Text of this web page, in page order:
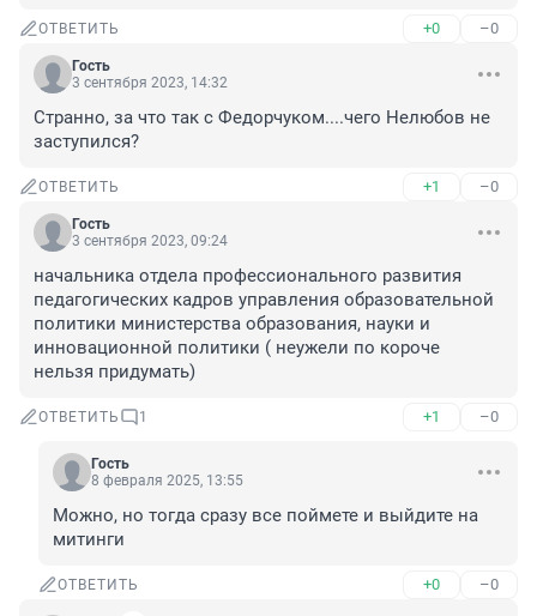
ОТВЕТИТЬ +0 –0
Гость
3 сентября 2023, 14:32
Странно, за что так с Федорчуком....чего Нелюбов не
заступился?
ОТВЕТИТЬ +1 –0
Гость
3 сентября 2023, 09:24
начальника отдела профессионального развития
педагогических кадров управления образовательной
политики министерства образования, науки и
инновационной политики ( неужели по короче
нельзя придумать)
ОТВЕТИТЬ 1 +1 –0
Гость
8 февраля 2025, 13:55
Можно, но тогда сразу все поймете и выйдите на
митинги
ОТВЕТИТЬ +0 –0